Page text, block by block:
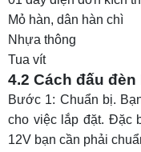
Mỏ hàn, dân hàn chì
Nhựa thông
Tua vít
4.2 Cách đấu đèn
Bước 1: Chuẩn bị.
cho việc lắp đặt. Đặc
12V bạn cần phải